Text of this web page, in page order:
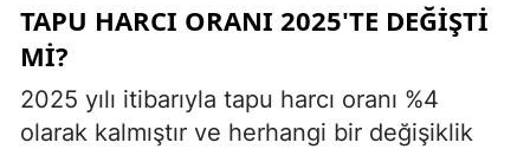
TAPU HARCI ORANI 2025'TE DEĞIŞTI
MI?
2025 yılı itibarıyla tapu harcı oranı %4
olarak kalmıştır ve herhangi bir değişiklik